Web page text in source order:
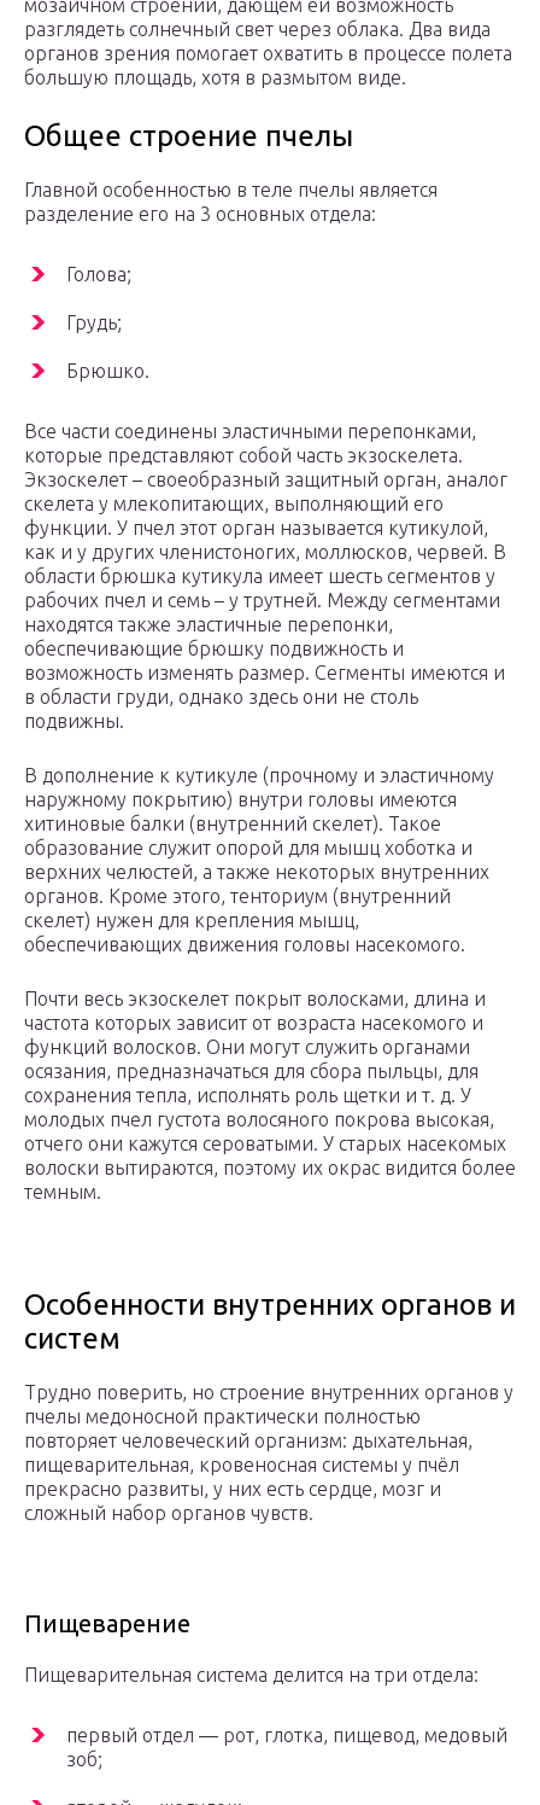
мозаичном строении, дающем ей возможность
разглядеть солнечный свет через облака. Два вида
органов зрения помогает охватить в процессе полета
большую площадь, хотя в размытом виде.
Общее строение пчелы
Главной особенностью в теле пчелы является
разделение его на 3 основных отдела:
Голова;
Грудь;
Брюшко.
Все части соединены эластичными перепонками,
которые представляют собой часть экзоскелета.
Экзоскелет – своеобразный защитный орган, аналог
скелета у млекопитающих, выполняющий его
функции. У пчел этот орган называется кутикулой,
как и у других членистоногих, моллюсков, червей. В
области брюшка кутикула имеет шесть сегментов у
рабочих пчел и семь – у трутней. Между сегментами
находятся также эластичные перепонки,
обеспечивающие брюшку подвижность и
возможность изменять размер. Сегменты имеются и
в области груди, однако здесь они не столь
подвижны.
В дополнение к кутикуле (прочному и эластичному
наружному покрытию) внутри головы имеются
хитиновые балки (внутренний скелет). Такое
образование служит опорой для мышц хоботка и
верхних челюстей, а также некоторых внутренних
органов. Кроме этого, тенториум (внутренний
скелет) нужен для крепления мышц,
обеспечивающих движения головы насекомого.
Почти весь экзоскелет покрыт волосками, длина и
частота которых зависит от возраста насекомого и
функций волосков. Они могут служить органами
осязания, предназначаться для сбора пыльцы, для
сохранения тепла, исполнять роль щетки и т. д. У
молодых пчел густота волосяного покрова высокая,
отчего они кажутся сероватыми. У старых насекомых
волоски вытираются, поэтому их окрас видится более
темным.
Особенности внутренних органов и
систем
Трудно поверить, но строение внутренних органов у
пчелы медоносной практически полностью
повторяет человеческий организм: дыхательная,
пищеварительная, кровеносная системы у пчёл
прекрасно развиты, у них есть сердце, мозг и
сложный набор органов чувств.
Пищеварение
Пищеварительная система делится на три отдела:
первый отдел — рот, глотка, пищевод, медовый
зоб;